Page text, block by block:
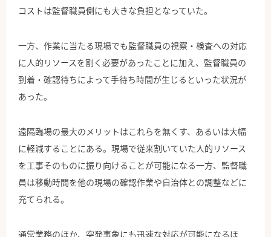
コストは監督職員側にも大きな負担となっていた。
一方、作業に当たる現場でも監督職員の視察・検査への対応
に人的リソースを割く必要があったことに加え、監督職員の
到着・確認待ちによって手待ち時間が生じるといった状況が
あった。
遠隔臨場の最大のメリットはこれらを無くす、あるいは大幅
に軽減することにある。現場で従来割いていた人的リソース
を工事そのものに振り向けることが可能になる一方、監督職
員は移動時間を他の現場の確認作業や自治体との調整などに
充てられる。
通常業務のほか、突発事象にも迅速な対応が可能になるほ